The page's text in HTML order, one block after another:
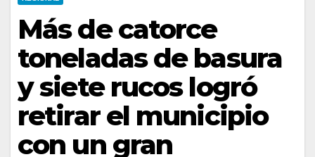
Más de catorce
toneladas de basura
y siete rucos logró
retirar el municipio
con un gran